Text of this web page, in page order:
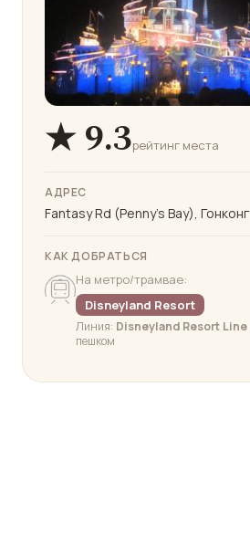
★ 9.3рейтинг места
АДРЕС
Fantasy Rd (Penny's Bay), Гонконг
КАК ДОБРАТЬСЯ
На метро/трамвае:
Disneyland Resort
Линия: Disneyland Resort Line
пешком